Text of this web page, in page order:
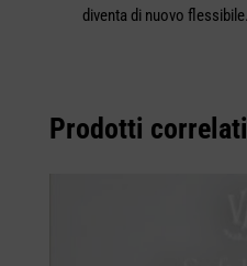
diventa di nuovo flessibile.
Prodotti correlati